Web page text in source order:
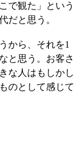
で観た」という
だと思う。
から、それを1
と思う。お客さ
な人はもしかし
のとして感じて